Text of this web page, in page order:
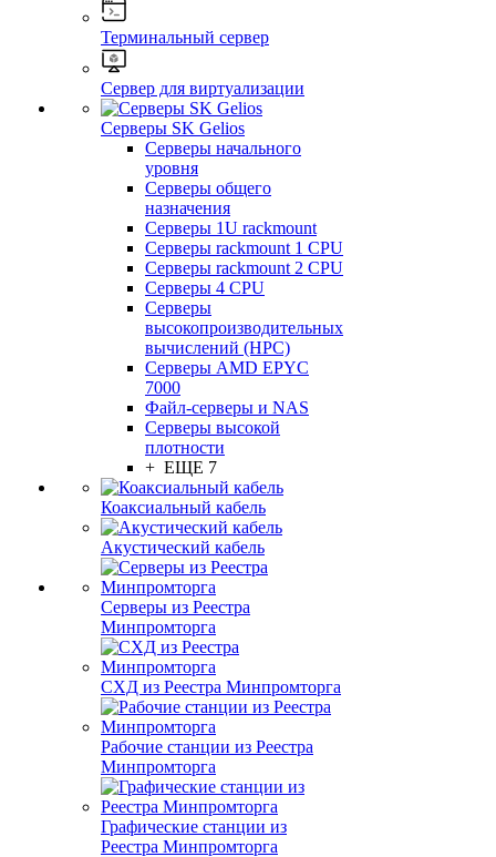
Терминальный сервер
Сервер для виртуализации
Серверы SK Gelios
Серверы начального
уровня
Серверы общего
назначения
Серверы 1U rackmount
Серверы rackmount 1 CPU
Серверы rackmount 2 CPU
Серверы 4 CPU
Серверы
высокопроизводительных
вычислений (HPC)
Серверы AMD EPYC
7000
Файл-серверы и NAS
Серверы высокой
плотности
+ ЕЩЕ 7
Коаксиальный кабель
Акустический кабель
Серверы из Реестра
Минпромторга
СХД из Реестра Минпромторга
Рабочие станции из Реестра
Минпромторга
Графические станции из
Реестра Минпромторга